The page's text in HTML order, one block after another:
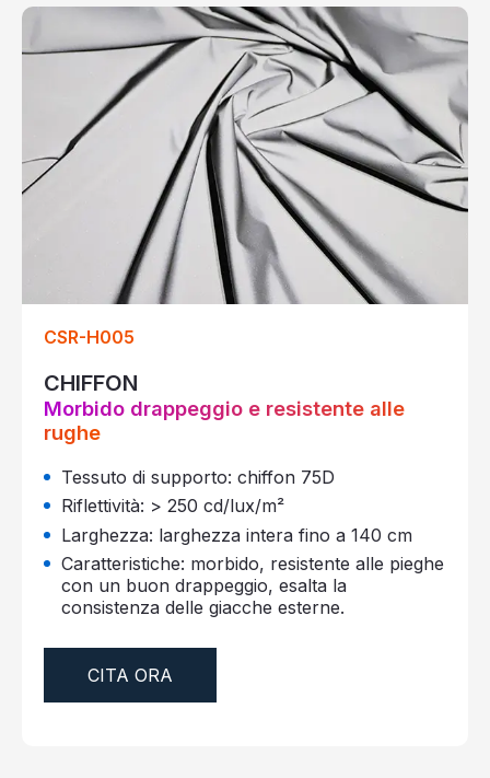
CSR-H005
CHIFFON
Morbido drappeggio e resistente alle
rughe
Tessuto di supporto: chiffon 75D
Riflettività: > 250 cd/lux/m²
Larghezza: larghezza intera fino a 140 cm
Caratteristiche: morbido, resistente alle pieghe
con un buon drappeggio, esalta la
consistenza delle giacche esterne.
CITA ORA